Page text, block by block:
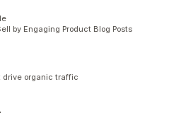
by Engaging Product Blog Posts
drive organic traffic